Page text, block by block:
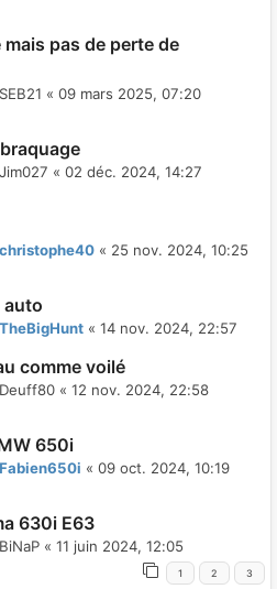
pas de perte de
SEB21 « 09 mars 2025, 07:20
Jim027 « 02 déc. 2024, 14:27
christophe40 « 25 nov. 2024, 10:25
auto
TheBigHunt « 14 nov. 2024, 22:57
comme voilé
Deuff80 « 12 nov. 2024, 22:58
650i
Fabien650i « 09 oct. 2024, 10:19
630i E63
BiNaP « 11 juin 2024, 12:05
1 2 3